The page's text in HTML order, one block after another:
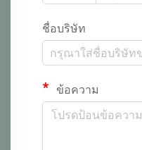
ชื่อบริษัท
ข้อความ